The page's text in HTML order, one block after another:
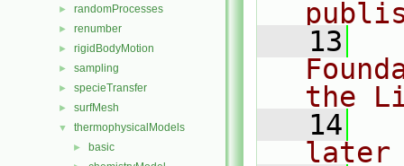
► randomProcesses
► renumber
► rigidBodyMotion
► sampling
► specieTransfer
► surfMesh
▼ thermophysicalModels
► basic
   13
the
   14
later